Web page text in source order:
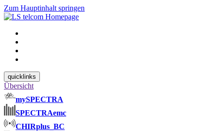
Zum Hauptinhalt springen
quicklinks
Übersicht
mySPECTRA
SPECTRAemc
CHIRplus_BC